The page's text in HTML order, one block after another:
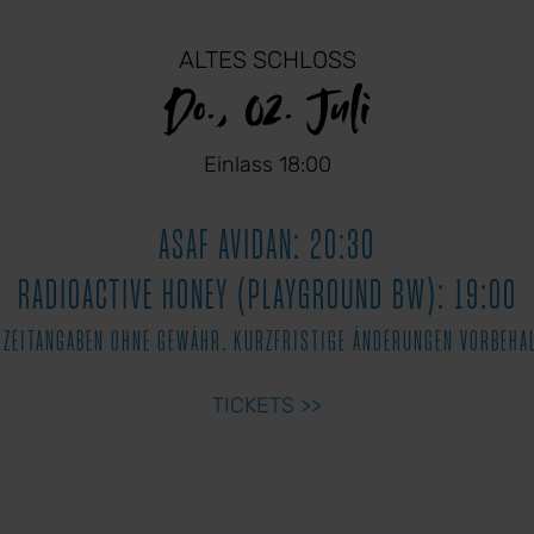
ALTES SCHLOSS
Do., 02. Juli
Einlass 18:00
ASAF AVIDAN: 20:30
RADIOACTIVE HONEY (PLAYGROUND BW): 19:00
OHNE GEWÄHR. KURZFRISTIGE ÄNDERUNGEN
TICKETS >>